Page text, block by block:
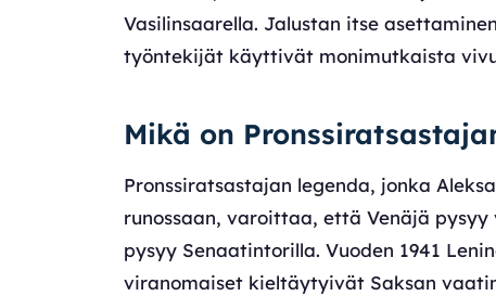
Vasilinsaarella. Jalustan itse
työntekijät käyttivät monimutkaista
Mikä on
Pronssiratsastajan legenda, jonka
runossaan, varoittaa, että Venäjä
pysyy Senaatintorilla. Vuoden 1941
viranomaiset kieltäytyivät Saksan